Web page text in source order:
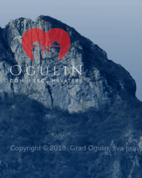
Copyright © 2018. Grad Ogulin, sva
Design by EA93